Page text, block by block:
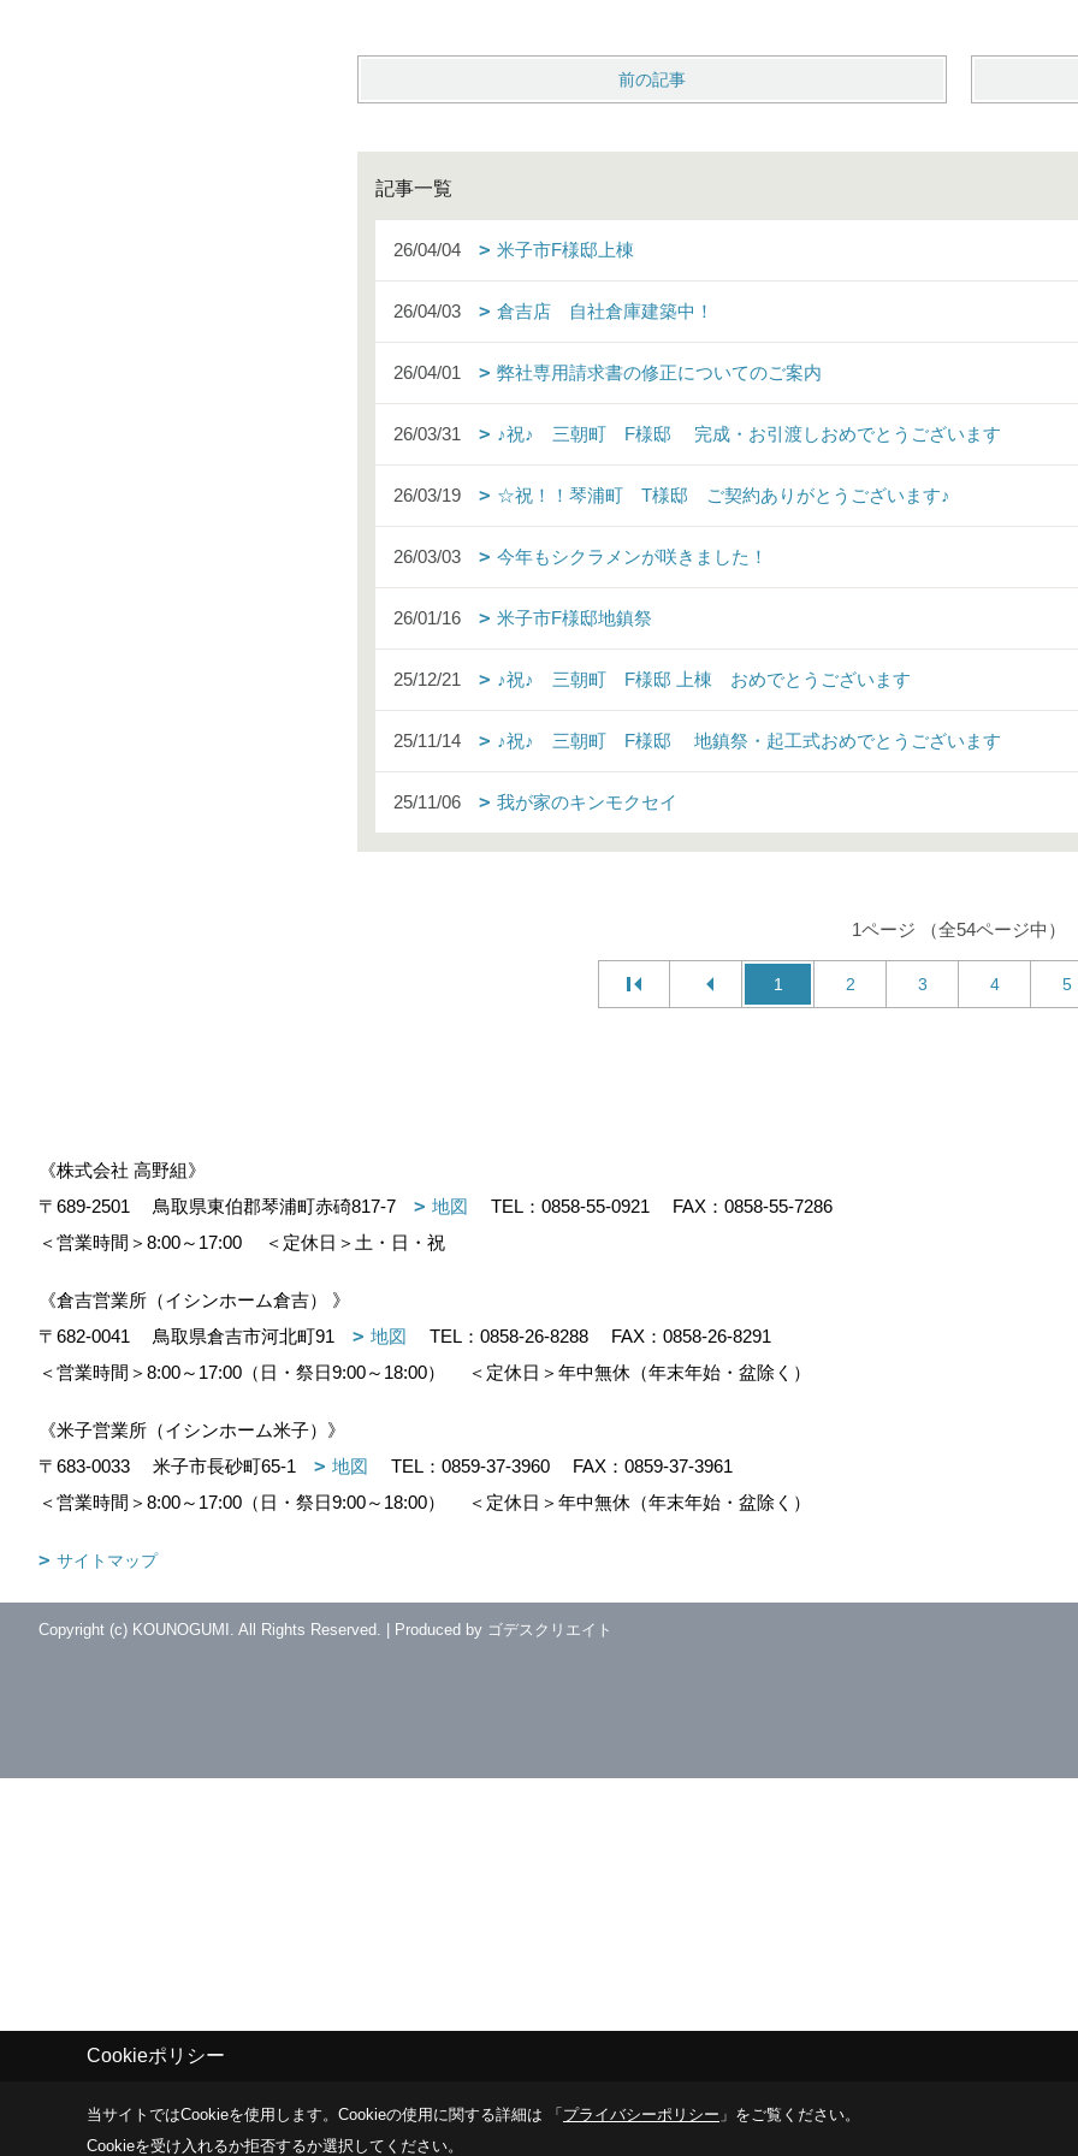
前の記事
記事一覧
26/04/04 米子市F様邸上棟
26/04/03 倉吉店 自社倉庫建築中！
26/04/01 弊社専用請求書の修正についてのご案内
26/03/31 ♪祝♪ 三朝町 F様邸 完成・お引渡しおめでとうございます
26/03/19 ☆祝！！琴浦町 T様邸 ご契約ありがとうございます♪
26/03/03 今年もシクラメンが咲きました！
26/01/16 米子市F様邸地鎮祭
25/12/21 ♪祝♪ 三朝町 F様邸 上棟 おめでとうございます
25/11/14 ♪祝♪ 三朝町 F様邸 地鎮祭・起工式おめでとうございます
25/11/06 我が家のキンモクセイ
1ページ （全54ページ中）
1 2 3 4 5
《株式会社 高野組》
〒689-2501
鳥取県東伯郡琴浦町赤碕817-7 地図 TEL： 0858-55-0921
FAX：0858-55-7286
＜営業時間＞8:00～17:00
＜定休日＞土・日・祝
《倉吉営業所（イシンホーム倉吉） 》
〒682-0041
鳥取県倉吉市河北町91 地図 TEL： 0858-26-8288
FAX：0858-26-8291
＜営業時間＞8:00～17:00（日・祭日9:00～18:00）
＜定休日＞年中無休（年末年始・盆除く）
《米子営業所（イシンホーム米子）》
〒683-0033
米子市長砂町65-1 地図 TEL： 0859-37-3960
FAX：0859-37-3961
＜営業時間＞8:00～17:00（日・祭日9:00～18:00）
＜定休日＞年中無休（年末年始・盆除く）
サイトマップ
Copyright (c) KOUNOGUMI. All Rights Reserved. Produced by ゴデスクリエイト
Cookieポリシー
当サイトではCookieを使用します。 Cookieの使用に関する詳細は 「 プライバシーポリシー 」をご覧ください。
Cookieを受け入れるか拒否するか選択してください。